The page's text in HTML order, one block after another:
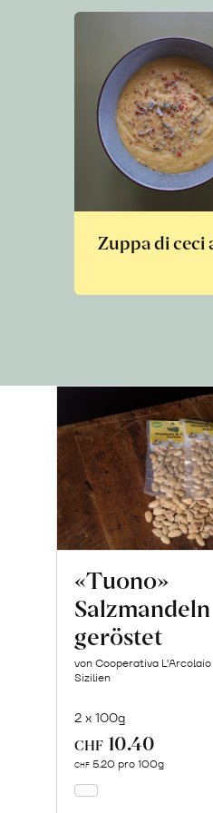
Zuppa di ceci
«Tuono»
Salzmandeln
geröstet
von Cooperativa
Sizilien
2 x 100g
CHF 10.40
CHF 5.20 pro 100g